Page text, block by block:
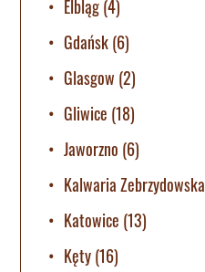
Elbląg(4)
Gdańsk(6)
Glasgow (2)
Gliwice (18)
Jaworzno (6)
Kalwaria Zebrzydowska
Katowice (13)
Kęty(16)